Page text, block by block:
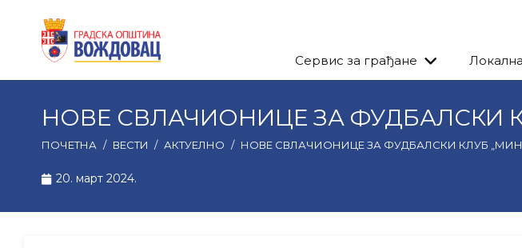
Сервис за грађане
НОВЕ СВЛАЧИОНИЦЕ ЗА ФУДБАЛСКИ
ПОЧЕТНА / ВЕСТИ / АКТУЕЛНО / НОВЕ СВЛАЧИОНИЦЕ ЗА ФУДБАЛСКИ КЛУБ
20. март 2024.